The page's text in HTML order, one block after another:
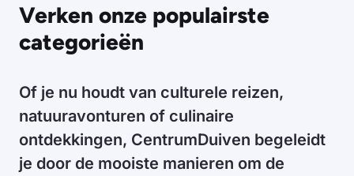
Verken onze populairste
categorieën
Of je nu houdt van culturele reizen,
natuuravonturen of culinaire
ontdekkingen, CentrumDuiven begeleidt
je door de mooiste manieren om de